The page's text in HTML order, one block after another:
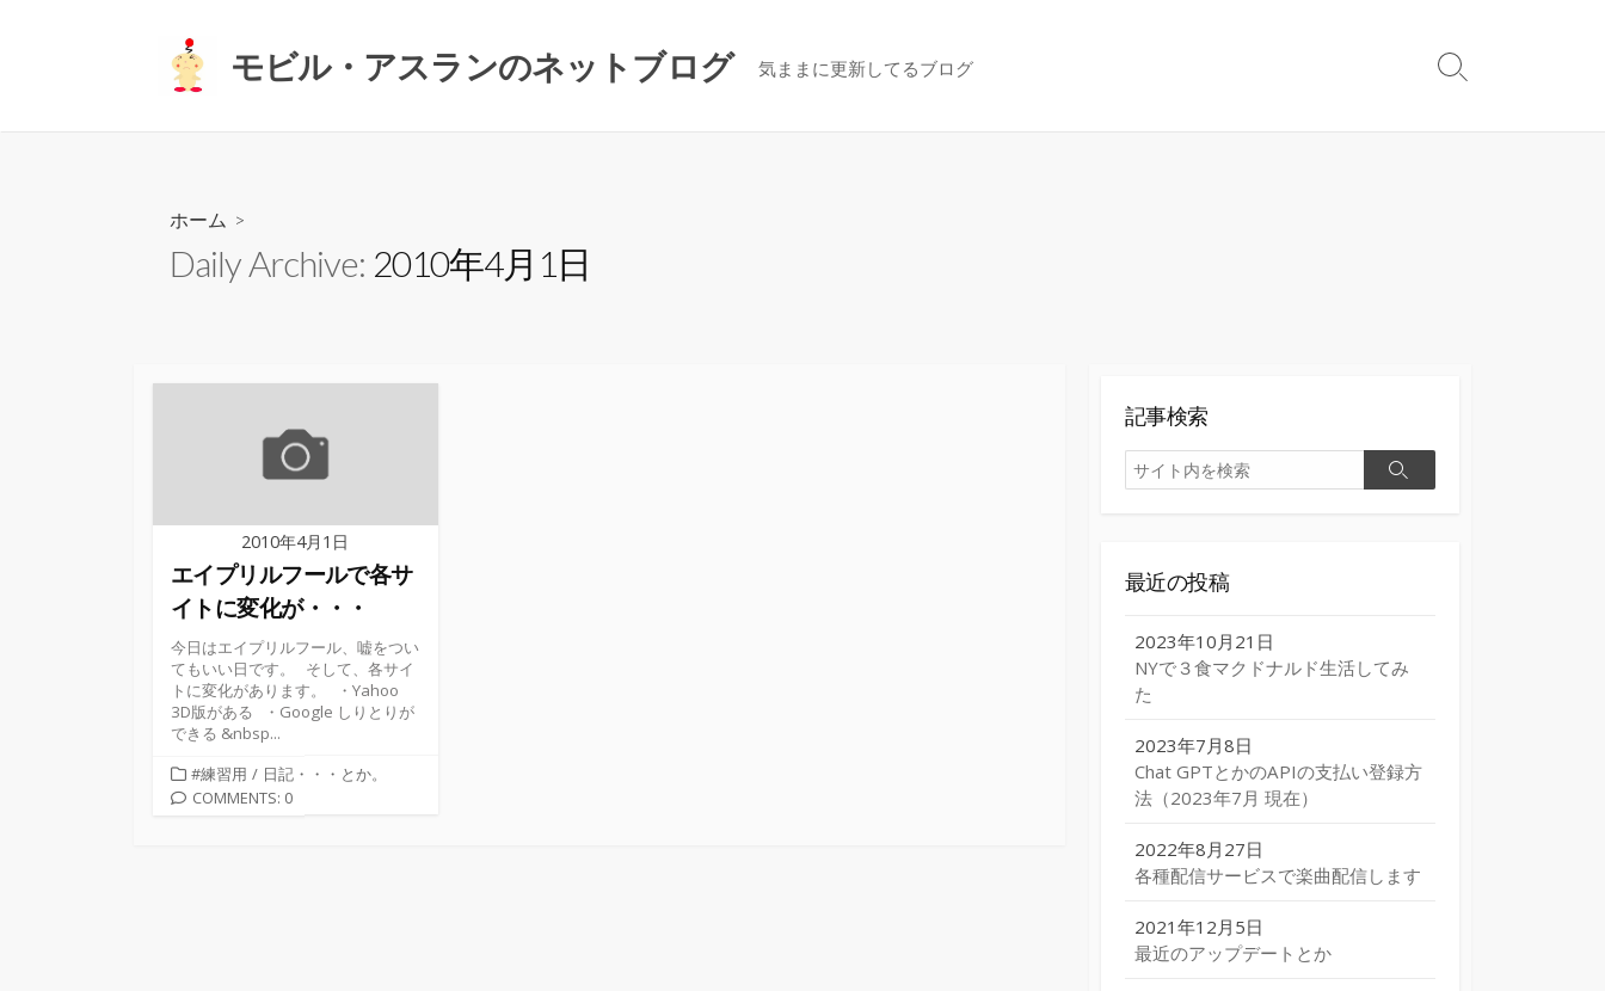
ツ
モビル・アスランのネットブログ 気ままに更新してるブログ
検
ホーム >
Daily Archive: 2010年4月1日
2010年4月1日
エイプリルフールで各サ
イトに変化が・・・
今日はエイプリルフール、嘘をつい
てもいい日です。 そして、各サイ
トに変化があります。 ・Yahoo
3D版がある ・Google しりとりが
できる &nbsp...
カ
テ
#練習用 / 日記・・・とか。
COMMENTS: 0
記事検索
検
索
検
最近の投稿
2023年10月21日
NYで３食マクドナルド生活してみ
た
2023年7月8日
Chat GPTとかのAPIの支払い登録方
法（2023年7月 現在）
2022年8月27日
各種配信サービスで楽曲配信します
2021年12月5日
最近のアップデートとか